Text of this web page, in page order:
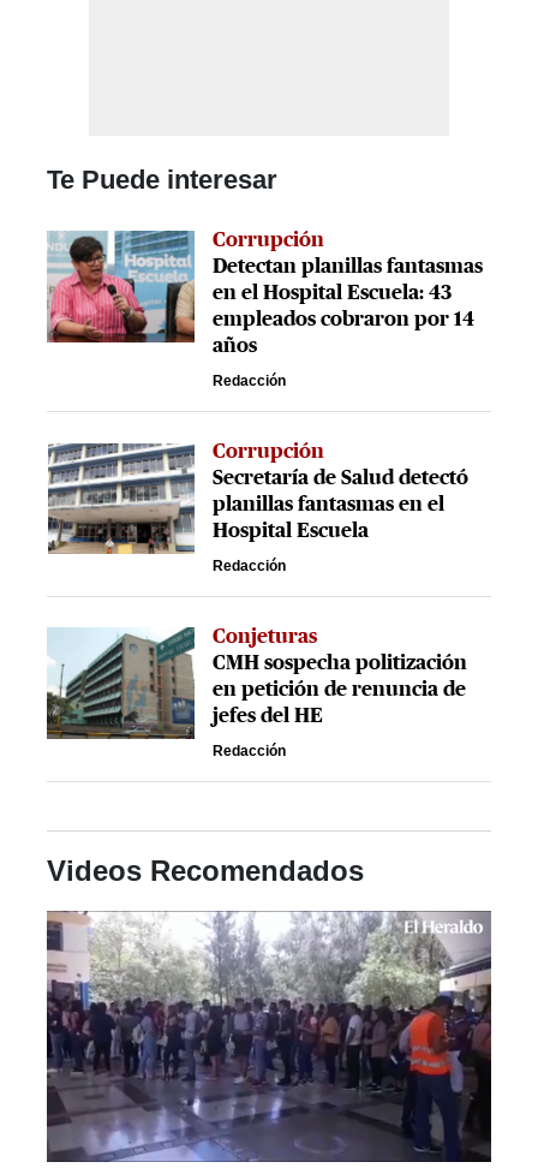
Te Puede interesar
Corrupción
Detectan planillas fantasmas
en el Hospital Escuela: 43
empleados cobraron por 14
años
Redacción
Corrupción
Secretaría de Salud detectó
planillas fantasmas en el
Hospital Escuela
Redacción
Conjeturas
CMH sospecha politización
en petición de renuncia de
jefes del HE
Redacción
Videos Recomendados